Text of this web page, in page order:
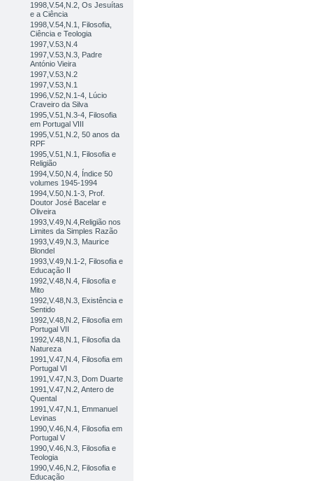
1998,V.54,N.2, Os Jesuítas
e a Ciência
1998,V.54,N.1, Filosofia,
Ciência e Teologia
1997,V.53,N.4
1997,V.53,N.3, Padre
António Vieira
1997,V.53,N.2
1997,V.53,N.1
1996,V.52,N.1-4, Lúcio
Craveiro da Silva
1995,V.51,N.3-4, Filosofia
em Portugal VIII
1995,V.51,N.2, 50 anos da
RPF
1995,V.51,N.1, Filosofia e
Religião
1994,V.50,N.4, Índice 50
volumes 1945-1994
1994,V.50,N.1-3, Prof.
Doutor José Bacelar e
Oliveira
1993,V.49,N.4,Religião nos
Limites da Simples Razão
1993,V.49,N.3, Maurice
Blondel
1993,V.49,N.1-2, Filosofia e
Educação II
1992,V.48,N.4, Filosofia e
Mito
1992,V.48,N.3, Existência e
Sentido
1992,V.48,N.2, Filosofia em
Portugal VII
1992,V.48,N.1, Filosofia da
Natureza
1991,V.47,N.4, Filosofia em
Portugal VI
1991,V.47,N.3, Dom Duarte
1991,V.47,N.2, Antero de
Quental
1991,V.47,N.1, Emmanuel
Levinas
1990,V.46,N.4, Filosofia em
Portugal V
1990,V.46,N.3, Filosofia e
Teologia
1990,V.46,N.2, Filosofia e
Educação